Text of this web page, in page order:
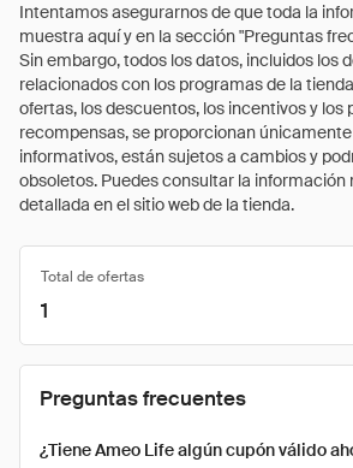
Intentamos asegurarnos de que toda la
muestra aquí y en la sección "Preguntas
Sin embargo, todos los datos, incluidos los
relacionados con los programas de la
ofertas, los descuentos, los incentivos y los
recompensas, se proporcionan
informativos, están sujetos a cambios y
obsoletos. Puedes consultar la información
detallada en el sitio web de la tienda.
Total de ofertas
1
Preguntas frecuentes
¿Tiene Ameo Life algún cupón válido